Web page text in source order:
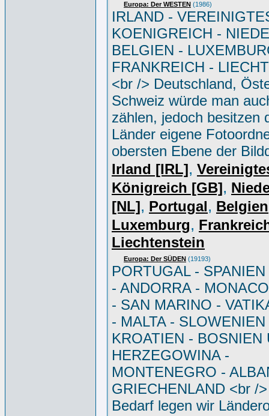
Europa: Der WESTEN (1986)
IRLAND -
KOENIGREICH -
BELGIEN -
FRANKREICH -
<br /> Deutschland,
Schweiz würde man
zählen, jedoch besitzen
Länder eigene
obersten Ebene der
Irland [IRL],
Königreich [GB],
[NL], Portugal, Belgien
Luxemburg,
Liechtenstein
Europa: Der SÜDEN (19193)
PORTUGAL -
- ANDORRA -
- SAN MARINO -
- MALTA - SLOWENIEN
KROATIEN - BOSNIEN
HERZEGOWINA -
MONTENEGRO -
GRIECHENLAND <br /
Bedarf legen wir